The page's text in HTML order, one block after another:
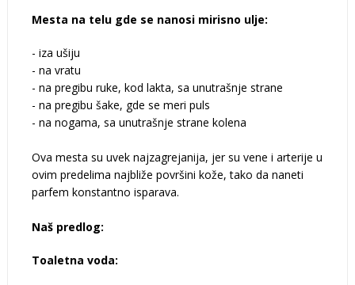
Mesta na telu gde se nanosi mirisno ulje:
- iza ušiju
- na vratu
- na pregibu ruke, kod lakta, sa unutrašnje strane
- na pregibu šake, gde se meri puls
- na nogama, sa unutrašnje strane kolena
Ova mesta su uvek najzagrejanija, jer su vene i arterije u
ovim predelima najbliže površini kože, tako da naneti
parfem konstantno isparava.
Naš predlog:
Toaletna voda: